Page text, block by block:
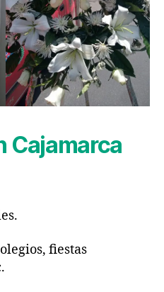
Cajamarca
fiestas